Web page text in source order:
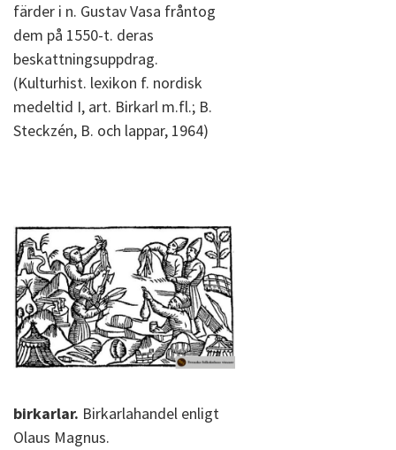
färder i n. Gustav Vasa fråntog
dem på 1550-t. deras
beskattningsuppdrag.
(Kulturhist. lexikon f. nordisk
medeltid I, art. Birkarl m.fl.; B.
Steckzén, B. och lappar, 1964)
birkarlar. Birkarlahandel enligt
Olaus Magnus.